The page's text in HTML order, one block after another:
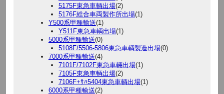
5175F東急車輌出場(2)
5176F総合車両製作所出場(1)
Y500系甲種輸送(1)
Y511F東急車輌出場(1)
5000系甲種輸送(0)
5108F/5506-5806東急車輌製造出場(0)
7000系甲種輸送(4)
7101F/7102F東急車輛出場(1)
7105F東急車輌出場(2)
7106F+ｻﾊ5404東急車輌出場(1)
6000系甲種輸送(2)